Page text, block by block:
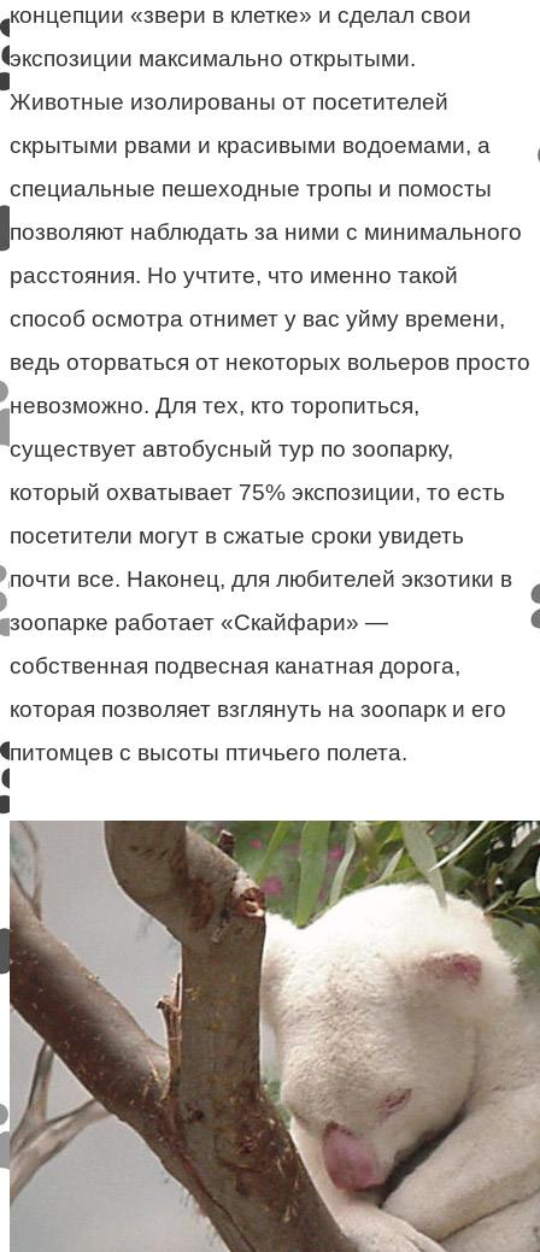
концепции «звери в клетке» и сделал свои
экспозиции максимально открытыми.
Животные изолированы от посетителей
скрытыми рвами и красивыми водоемами, а
специальные пешеходные тропы и помосты
позволяют наблюдать за ними с минимального
расстояния. Но учтите, что именно такой
способ осмотра отнимет у вас уйму времени,
ведь оторваться от некоторых вольеров просто
невозможно. Для тех, кто торопиться,
существует автобусный тур по зоопарку,
который охватывает 75% экспозиции, то есть
посетители могут в сжатые сроки увидеть
почти все. Наконец, для любителей экзотики в
зоопарке работает «Скайфари» —
собственная подвесная канатная дорога,
которая позволяет взглянуть на зоопарк и его
питомцев с высоты птичьего полета.